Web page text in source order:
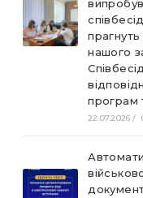
нашого
програм
22.07.2026 /